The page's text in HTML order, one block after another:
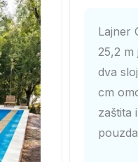
Lajner
25,2 m
dva
cm
zaštita